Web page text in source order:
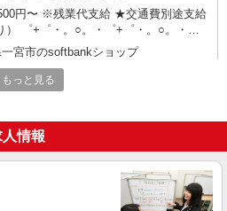
円〜 ※残業代支給 ★交通費別途支給
○。・゜
10万円支給(規定有) お友達を紹介
ンティブ支給(規定有) ★月2回払
可能（規程有）★ ゜・。○。・゜
・゜+゜
宮市のsoftbankショップ
円〜 ※残業手当別途支給 ※研修期
給1550円〜 ★交通費別途支給（規定
もっと見る
情報